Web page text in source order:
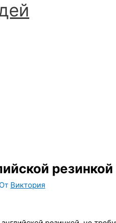
резинкой
Виктория